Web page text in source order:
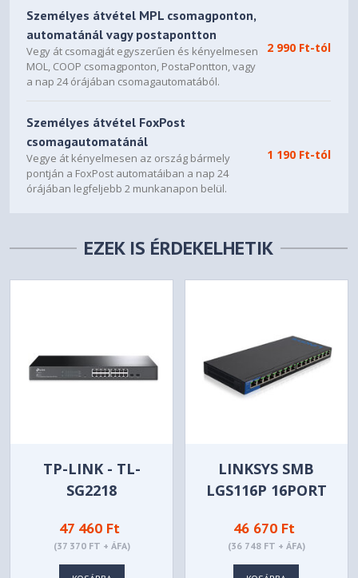
Személyes átvétel MPL csomagponton,
automatánál vagy postapontton
Vegy át csomagját egyszerűen és kényelmesen
MOL, COOP csomagponton, PostaPontton, vagy
a nap 24 órájában csomagautomatából.
2 990 Ft-tól
Személyes átvétel FoxPost
csomagautomatánál
Vegye át kényelmesen az ország bármely
pontján a FoxPost automatáiban a nap 24
órájában legfeljebb 2 munkanapon belül.
1 190 Ft-tól
EZEK IS ÉRDEKELHETIK
TP-LINK - TL-
SG2218
47 460 Ft
(37 370 FT + ÁFA)
LINKSYS SMB
LGS116P 16PORT
46 670 Ft
(36 748 FT + ÁFA)